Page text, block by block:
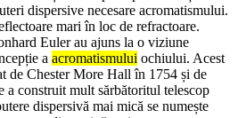
dispersive necesare acromatismului.
mari în loc de refractoare.
Euler au ajuns la o viziune
a acromatismului ochiului. Acest
de Chester More Hall în 1754 și de
a construit mult sărbătoritul telescop
dispersivă mai mică se numește